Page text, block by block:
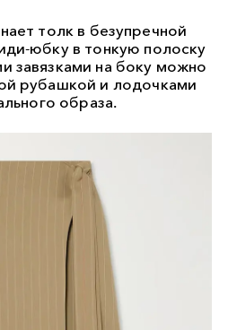
толк в безупречной
юбку в тонкую полоску
завязками на боку можно
рубашкой и лодочками
образа.